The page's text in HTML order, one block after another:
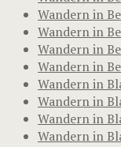
Wandern in
Wandern in
Wandern in
Wandern in
Wandern in
Wandern in
Wandern in
Wandern in